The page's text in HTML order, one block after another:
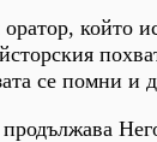
който
се помни и